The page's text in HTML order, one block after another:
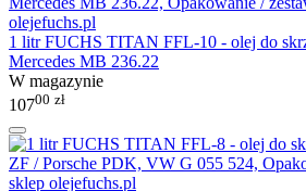
1 litr FUCHS TITAN FFL-10 - olej do
Mercedes MB 236.22
W magazynie
10700 zł